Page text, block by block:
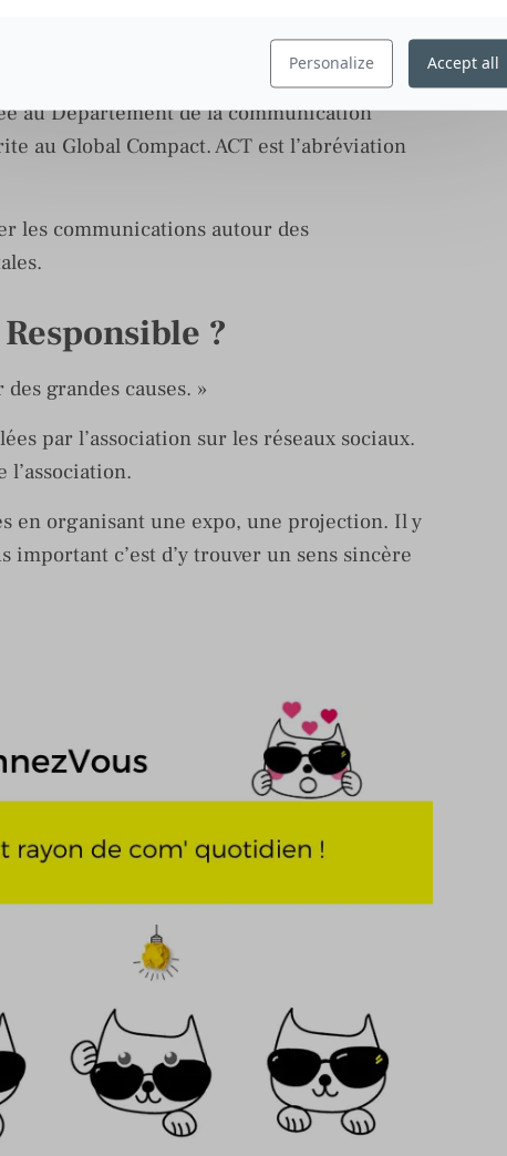
à but non lucratif basée en Suisse. En
au Département de la communication
au Global Compact. ACT est l’abréviation
les communications autour des
?
grandes causes. »
par l’association sur les réseaux sociaux.
l’association.
en organisant une expo, une projection. Il y
c’est d’y trouver un sens sincère
Personalize Accept all